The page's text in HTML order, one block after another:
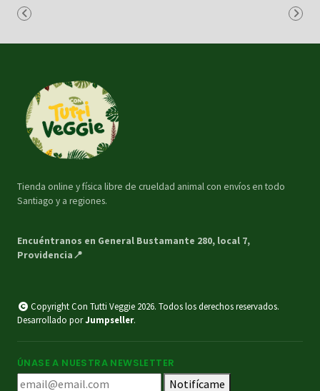
Tienda online y física libre de crueldad animal con envíos en todo
Santiago y a regiones.
Encuéntranos en General Bustamante 280, local 7,
Providencia📍
Copyright Con Tutti Veggie 2026. Todos los derechos reservados.
Desarrollado porJumpseller.
ÚNASE A NUESTRA NEWSLETTER
Notifícame